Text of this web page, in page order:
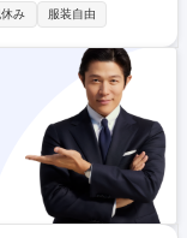
業/マーケティング戦
ザーとのWeb接点を設
テンツの企画・改善 ■
推進 ■求人サイトのUI/
の最大化/リード獲得
ース
支援！
み 服装自由